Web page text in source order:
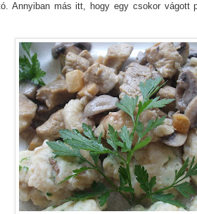
Annyiban más itt, hogy egy csokor vágott